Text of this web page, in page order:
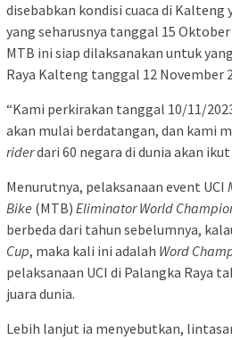
disebabkan kondisi cuaca di Kalteng
yang seharusnya tanggal 15 Oktober
MTB ini siap dilaksanakan untuk
Raya Kalteng tanggal 12 November
“Kami perkirakan tanggal 10/11/
akan mulai berdatangan, dan kami
riderdari 60 negara di dunia akan
Menurutnya, pelaksanaan event UCI
Bike (MTB) Eliminator World
berbeda dari tahun sebelumnya,
Cup, maka kali ini adalah Word
pelaksanaan UCI di Palangka Raya
juara dunia.
Lebih lanjut ia menyebutkan,